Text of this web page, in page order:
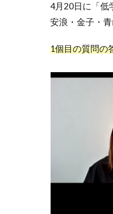
4月20日に「低
安浪・金子・青
1個目の質問の